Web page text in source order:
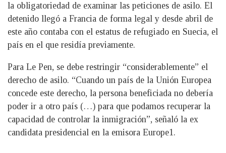
la obligatoriedad de examinar las peticiones de asilo. El
detenido llegó a Francia de forma legal y desde abril de
este año contaba con el estatus de refugiado en Suecia, el
país en el que residía previamente.
Para Le Pen, se debe restringir “considerablemente” el
derecho de asilo. “Cuando un país de la Unión Europea
concede este derecho, la persona beneficiada no debería
poder ir a otro país (…) para que podamos recuperar la
capacidad de controlar la inmigración”, señaló la ex
candidata presidencial en la emisora Europe1.